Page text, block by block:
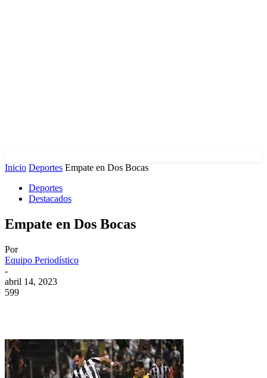
Inicio Deportes Empate en Dos Bocas
Deportes
Destacados
Empate en Dos Bocas
Por
Equipo Periodístico
-
abril 14, 2023
599